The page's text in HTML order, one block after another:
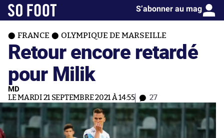
S’abonner au mag
FRANCE OLYMPIQUE DE MARSEILLE
Retour encore retardé
pour Milik
MD
LE MARDI 21 SEPTEMBRE 2021 À 14:55 27